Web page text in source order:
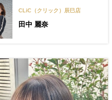
CLiC（クリック）辰巳店
田中 麗奈